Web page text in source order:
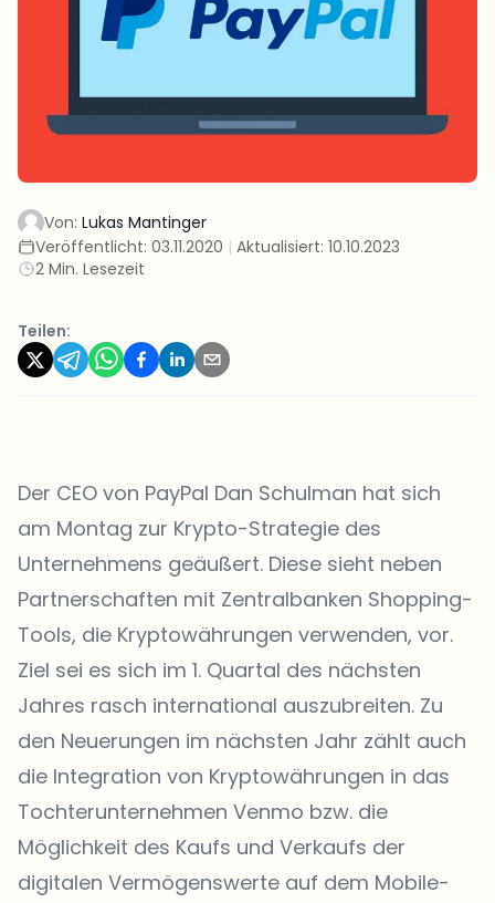
Von: Lukas Mantinger
Veröffentlicht: 03.11.2020 | Aktualisiert: 10.10.2023
2 Min. Lesezeit
Teilen:
Der CEO von PayPal Dan Schulman hat sich
am Montag zur Krypto-Strategie des
Unternehmens geäußert. Diese sieht neben
Partnerschaften mit Zentralbanken Shopping-
Tools, die Kryptowährungen verwenden, vor.
Ziel sei es sich im 1. Quartal des nächsten
Jahres rasch international auszubreiten. Zu
den Neuerungen im nächsten Jahr zählt auch
die Integration von Kryptowährungen in das
Tochterunternehmen Venmo bzw. die
Möglichkeit des Kaufs und Verkaufs der
digitalen Vermögenswerte auf dem Mobile-